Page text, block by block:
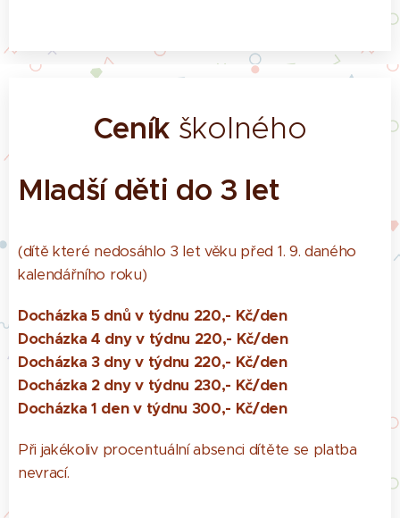
Ceník školného
Mladší děti do 3 let
(dítě které nedosáhlo 3 let věku před 1. 9. daného
kalendářního roku)
Docházka 5 dnů v týdnu 220,- Kč/den
Docházka 4 dny v týdnu 220,- Kč/den
Docházka 3 dny v týdnu 220,- Kč/den
Docházka 2 dny v týdnu 230,- Kč/den
Docházka 1 den v týdnu 300,- Kč/den
Při jakékoliv procentuální absenci dítěte se platba
nevrací.